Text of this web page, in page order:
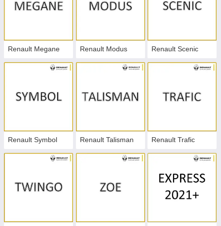
Renault Megane Renault Modus Renault Scenic
Renault Symbol Renault Talisman Renault Trafic